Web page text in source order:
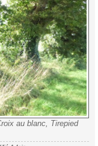
au blanc, Tirepied